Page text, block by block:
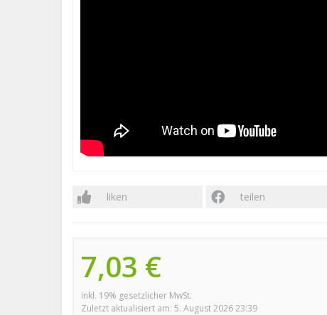
liken teilen
7,03 €
inkl. 19% gesetzlicher MwSt.
Zuletzt aktualisiert am: 5. August 2026 23:39